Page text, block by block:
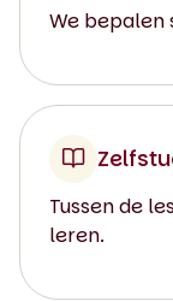
We bepalen
Tussen de
leren.